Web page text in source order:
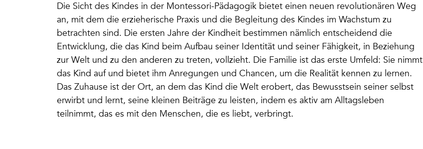
Die Sicht des Kindes in der Montessori-Pädagogik bietet einen neuen revolutionären Weg
an, mit dem die erzieherische Praxis und die Begleitung des Kindes im Wachstum zu
betrachten sind. Die ersten Jahre der Kindheit bestimmen nämlich entscheidend die
Entwicklung, die das Kind beim Aufbau seiner Identität und seiner Fähigkeit, in Beziehung
zur Welt und zu den anderen zu treten, vollzieht. Die Familie ist das erste Umfeld: Sie nimmt
das Kind auf und bietet ihm Anregungen und Chancen, um die Realität kennen zu lernen.
Das Zuhause ist der Ort, an dem das Kind die Welt erobert, das Bewusstsein seiner selbst
erwirbt und lernt, seine kleinen Beiträge zu leisten, indem es aktiv am Alltagsleben
teilnimmt, das es mit den Menschen, die es liebt, verbringt.